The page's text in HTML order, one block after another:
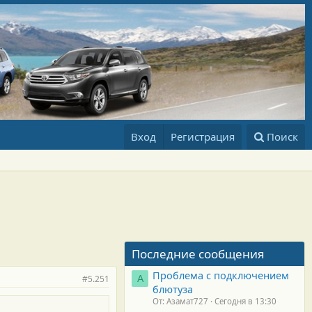
Вход Регистрация Поиск
#5.251
Последние сообщения
А
Проблема с подключением
блютуза
От: Азамат727 Сегодня в 13:30